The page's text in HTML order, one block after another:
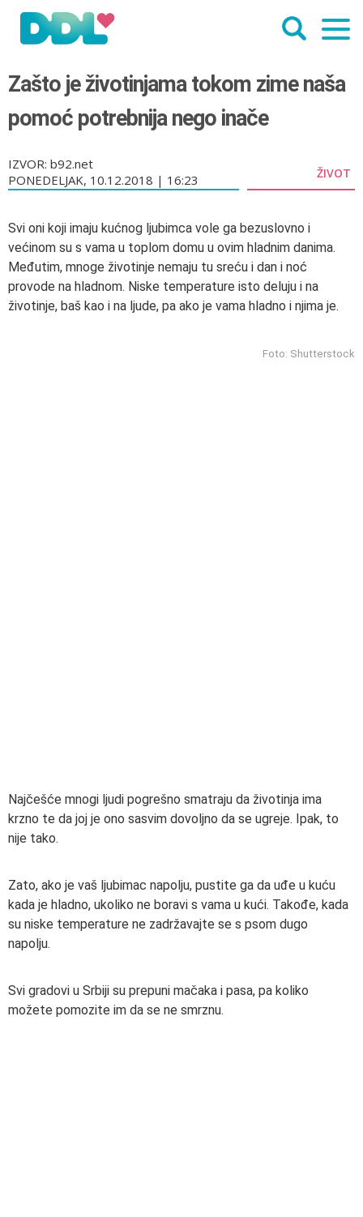
Zašto je životinjama tokom zime naša
pomoć potrebnija nego inače
IZVOR: b92.net
PONEDELJAK, 10.12.2018 | 16:23
ŽIVOT
Svi oni koji imaju kućnog ljubimca vole ga bezuslovno i
većinom su s vama u toplom domu u ovim hladnim danima.
Međutim, mnoge životinje nemaju tu sreću i dan i noć
provode na hladnom. Niske temperature isto deluju i na
životinje, baš kao i na ljude, pa ako je vama hladno i njima je.
Foto: Shutterstock
Najčešće mnogi ljudi pogrešno smatraju da životinja ima
krzno te da joj je ono sasvim dovoljno da se ugreje. Ipak, to
nije tako.
Zato, ako je vaš ljubimac napolju, pustite ga da uđe u kuću
kada je hladno, ukoliko ne boravi s vama u kući. Takođe, kada
su niske temperature ne zadržavajte se s psom dugo
napolju.
Svi gradovi u Srbiji su prepuni mačaka i pasa, pa koliko
možete pomozite im da se ne smrznu.